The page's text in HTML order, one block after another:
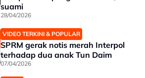
suami
28/04/2026
VIDEO TERKINI & POPULAR
SPRM gerak notis merah Interpol
terhadap dua anak Tun Daim
07/04/2026